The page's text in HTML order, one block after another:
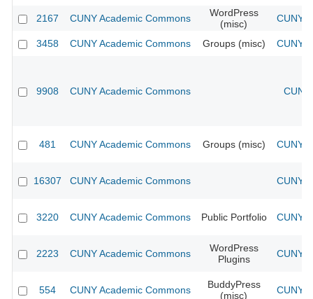
2167 CUNY Academic Commons
WordPress
(misc)
CUNY
3458 CUNY Academic Commons Groups (misc) CUNY
9908 CUNY Academic Commons
481 CUNY Academic Commons Groups (misc) CUNY
16307 CUNY Academic Commons CUNY
3220 CUNY Academic Commons Public Portfolio CUNY
2223 CUNY Academic Commons
WordPress
Plugins
CUNY
554 CUNY Academic Commons
BuddyPress
(misc)
CUNY